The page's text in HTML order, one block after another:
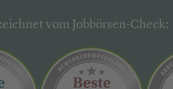
vom Jobbörsen-Check: